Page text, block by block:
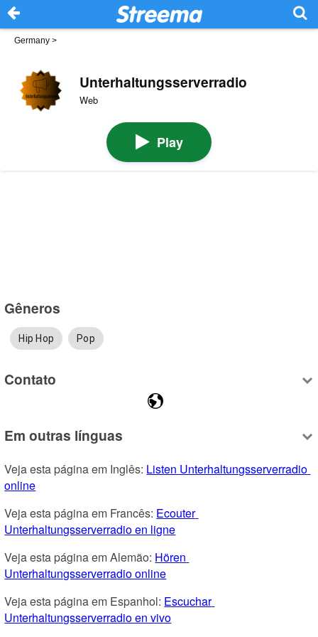
Germany >
Unterhaltungsserverradio
Web
Play
Gêneros
Hip Hop Pop
Contato
Em outras línguas
Veja esta página em Inglês: Listen Unterhaltungsserverradio
online
Veja esta página em Francês: Ecouter
Unterhaltungsserverradio en ligne
Veja esta página em Alemão: Hören
Unterhaltungsserverradio online
Veja esta página em Espanhol: Escuchar
Unterhaltungsserverradio en vivo